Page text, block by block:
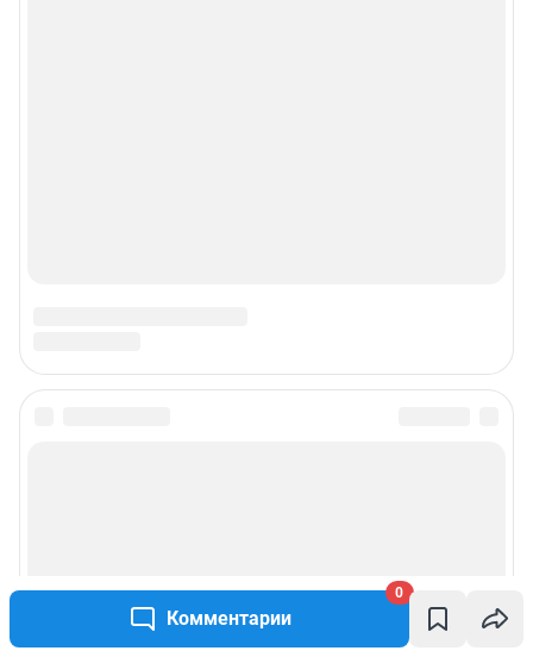
Комментарии
0